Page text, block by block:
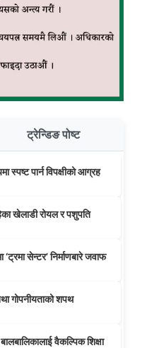
ट्रेन्डिङ पोष्ट
स्पष्ट पार्न विपक्षीको आग्रह
खेलाडी रोयल र पशुपति
सेन्टर’ निर्माणबारे जवाफ
गोपनीयताको शपथ
वैकल्पिक शिक्षा